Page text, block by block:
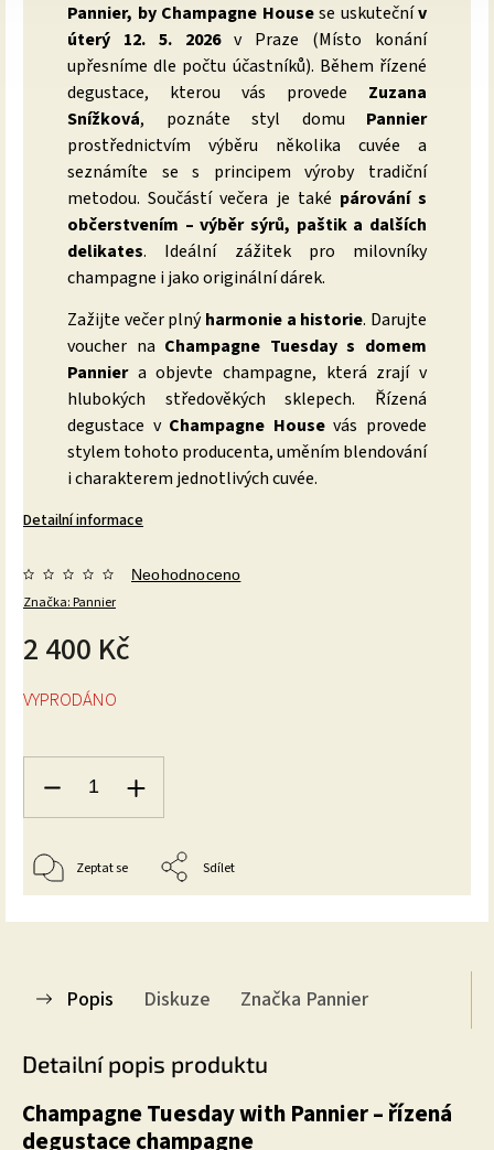
Pannier, by Champagne Housese uskutečnív
úterý 12. 5. 2026v Praze (Místo konání
upřesníme dle počtu účastníků). Během řízené
degustace, kterou vás provede Zuzana
Snížková, poznáte styl domu Pannier
prostřednictvím výběru několika cuvée a
seznámíte se s principem výroby tradiční
metodou. Součástí večera je také párování s
občerstvením – výběr sýrů, paštik a dalších
delikates. Ideální zážitek pro milovníky
champagne i jako originální dárek.
Zažijte večer plnýharmonie a historie. Darujte
voucher na Champagne Tuesday s domem
Panniera objevte champagne, která zrají v
hlubokých středověkých sklepech. Řízená
degustace v Champagne Housevás provede
stylem tohoto producenta, uměním blendování
i charakterem jednotlivých cuvée.
Detailní informace
Značka: Pannier
Neohodnoceno
2 400 Kč
VYPRODÁNO
Zeptat se Sdílet
Popis Diskuze Značka Pannier
Detailní popis produktu
Champagne Tuesday with Pannier – řízená
degustace champagne